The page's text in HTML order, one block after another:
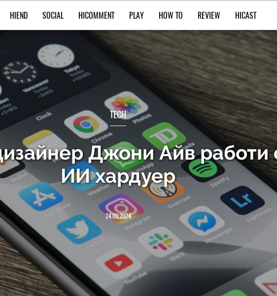
HIEND SOCIAL HICOMMENT PLAY HOW TO REVIEW HICAST
TECH
Джони Айв работи
ИИ хардуер
24.09.2024